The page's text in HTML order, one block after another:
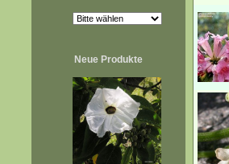
Neue Produkte